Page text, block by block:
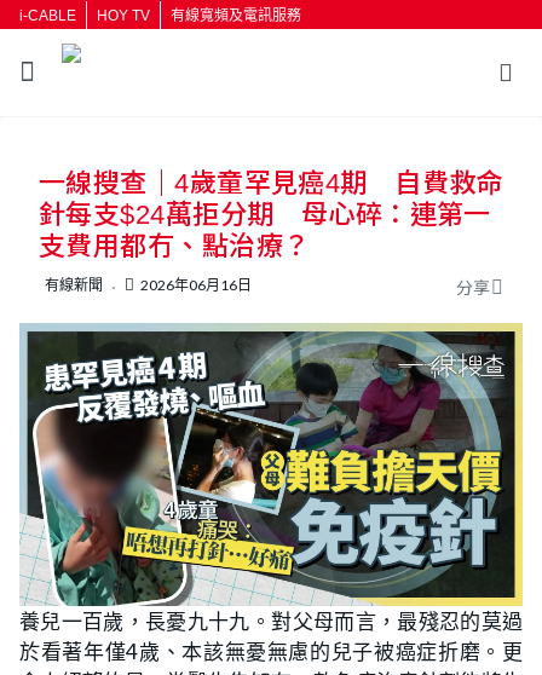
i-CABLE HOY TV 有線寬頻及電訊服務
按輸入鍵開始搜尋
一線搜查｜4歲童罕見癌4期 自費救命
針每支$24萬拒分期 母心碎：連第一
支費用都冇、點治療？
有線新聞 2026年06月16日 分享
養兒一百歲，長憂九十九。對父母而言，最殘忍的莫過
於看著年僅4歲、本該無憂無慮的兒子被癌症折磨。更